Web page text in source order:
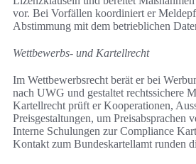
vor. Bei Vorfällen koordiniert er
Abstimmung mit dem betrieblichen
Wettbewerbs- und Kartellrecht
Im Wettbewerbsrecht berät er bei
nach UWG und gestaltet rechtssichere
Kartellrecht prüft er Kooperationen,
Preisgestaltungen, um Preisabsprachen
Interne Schulungen zur Compliance
Kontakt zum Bundeskartellamt runden